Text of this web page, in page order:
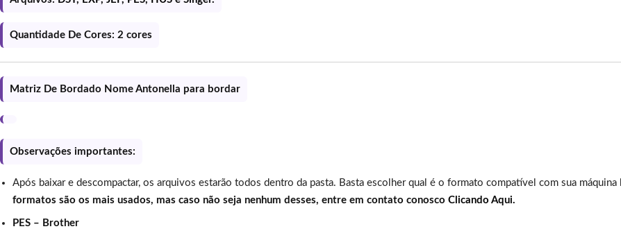
Quantidade De Cores: 2 cores
Matriz De Bordado Nome Antonella para bordar
Observações importantes:
Após baixar e descompactar, os arquivos estarão todos dentro da pasta. Basta escolher qual é o formato compatível com sua máquina
formatos são os mais usados, mas caso não seja nenhum desses, entre em contato conosco Clicando Aqui.
PES – Brother